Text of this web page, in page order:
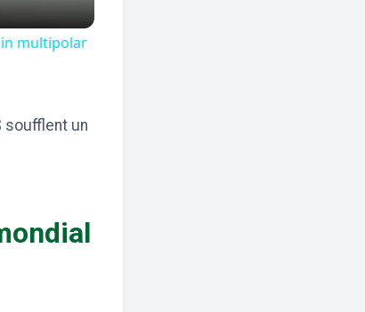
multipolar
soufflent un